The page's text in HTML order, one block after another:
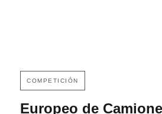
COMPETICIÓN
Europeo de